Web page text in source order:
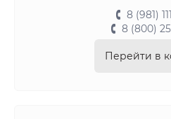
8 (981)
8 (800)
Перейти в